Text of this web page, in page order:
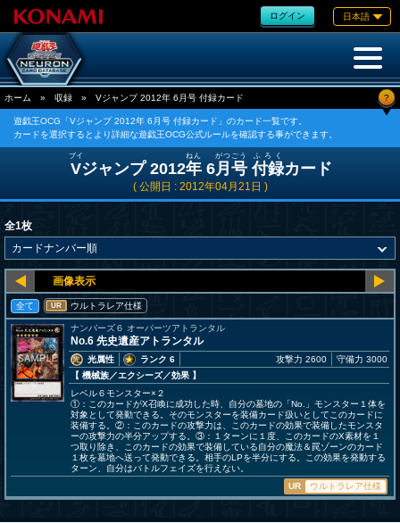
ログイン 日本語
ホーム » 収録 » Vジャンプ 2012年 6月号 付録カード ?
遊戯王OCG「Vジャンプ 2012年 6月号 付録カード」のカード一覧です。
カードを選択するとより詳細な遊戯王OCG公式ルールを確認する事ができます。
V
ブイ
ジャンプ 2012年
ねん
6月
がつ
号
ごう
付録
ふろく
カード
( 公開日 : 2012年04月21日 )
全1枚
全て UR ウルトラレア仕様
ナンバーズ６ オーパーツアトランタル
No.6 先史遺産アトランタル
光属性
ランク 6
【 機械族／エクシーズ／効果 】
攻撃力 2600 守備力 3000
レベル６モンスター×２
①：このカードがX召喚に成功した時、自分の墓地の「No.」モンスター１体を
対象として発動できる。そのモンスターを装備カード扱いとしてこのカードに
装備する。②：このカードの攻撃力は、このカードの効果で装備したモンスタ
ーの攻撃力の半分アップする。③：１ターンに１度、このカードのX素材を１
つ取り除き、このカードの効果で装備している自分の魔法＆罠ゾーンのカード
１枚を墓地へ送って発動できる。相手のLPを半分にする。この効果を発動する
ターン、自分はバトルフェイズを行えない。
UR
ウルトラレア仕様